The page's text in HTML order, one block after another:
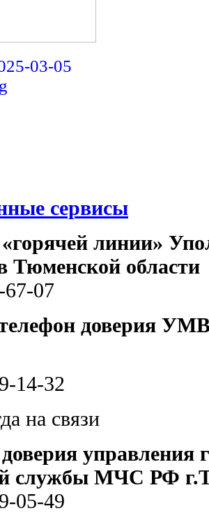
сервисы
линии»
Тюменской области
67-07
доверия
14-32
на связи
управления
службы МЧС РФ
05-49